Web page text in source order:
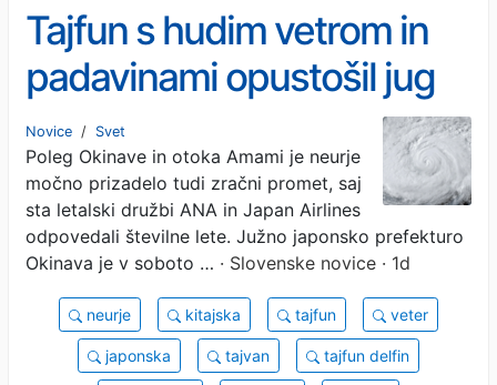
Tajfun s hudim vetrom in
padavinami opustošil jug
države, odpihnil celo 6 ljudi
(FOTO, VIDEO)
Novice / Svet
Poleg Okinave in otoka Amami je neurje
močno prizadelo tudi zračni promet, saj
sta letalski družbi ANA in Japan Airlines
odpovedali številne lete. Južno japonsko prefekturo
Okinava je v soboto … · Slovenske novice · 1d
neurje kitajska tajfun veter
japonska tajvan tajfun delfin